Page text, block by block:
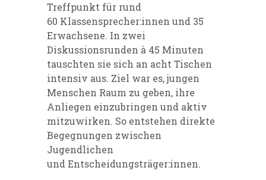
Treffpunkt für rund
60 Klassensprecher:innen und 35
Erwachsene. In zwei
Diskussionsrunden à 45 Minuten
tauschten sie sich an acht Tischen
intensiv aus. Ziel war es, jungen
Menschen Raum zu geben, ihre
Anliegen einzubringen und aktiv
mitzuwirken. So entstehen direkte
Begegnungen zwischen
Jugendlichen
und Entscheidungsträger:innen.